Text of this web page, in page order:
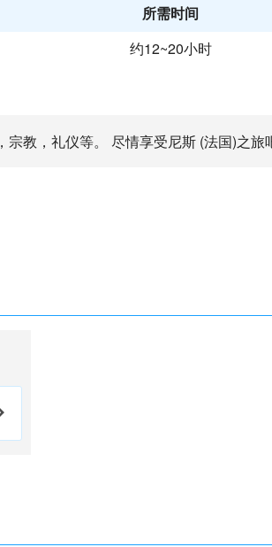
所需时间
约12~20小时
教，礼仪等。 尽情享受尼斯 (法国)之旅